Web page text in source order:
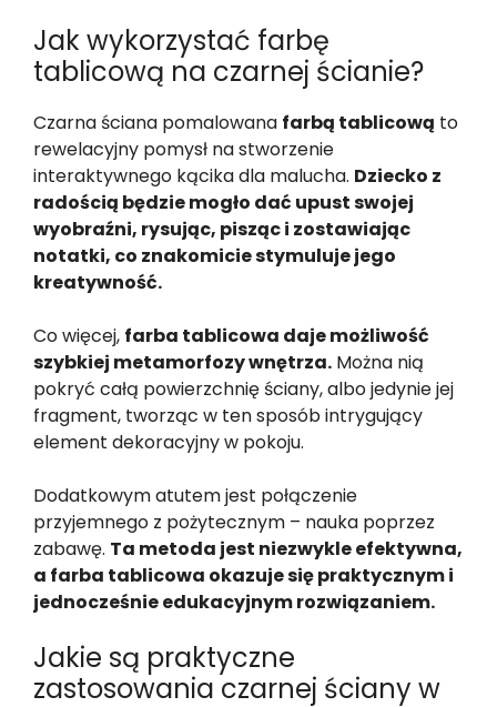
Jak wykorzystać farbę
tablicową na czarnej ścianie?
Czarna ściana pomalowana farbą tablicową to
rewelacyjny pomysł na stworzenie
interaktywnego kącika dla malucha. Dziecko z
radością będzie mogło dać upust swojej
wyobraźni, rysując, pisząc i zostawiając
notatki, co znakomicie stymuluje jego
kreatywność.
Co więcej, farba tablicowa daje możliwość
szybkiej metamorfozy wnętrza. Można nią
pokryć całą powierzchnię ściany, albo jedynie jej
fragment, tworząc w ten sposób intrygujący
element dekoracyjny w pokoju.
Dodatkowym atutem jest połączenie
przyjemnego z pożytecznym – nauka poprzez
zabawę. Ta metoda jest niezwykle efektywna,
a farba tablicowa okazuje się praktycznym i
jednocześnie edukacyjnym rozwiązaniem.
Jakie są praktyczne
zastosowania czarnej ściany w